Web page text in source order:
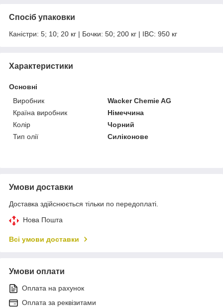
Спосіб упаковки
Каністри: 5; 10; 20 кг | Бочки: 50; 200 кг | IBC: 950 кг
Характеристики
Основні
Виробник
Wacker Chemie AG
Країна виробник
Німеччина
Колір
Чорний
Тип олії
Силіконове
Умови доставки
Доставка здійснюється тільки по передоплаті.
Нова Пошта
Всі умови доставки
Умови оплати
Оплата на рахунок
Оплата за реквізитами